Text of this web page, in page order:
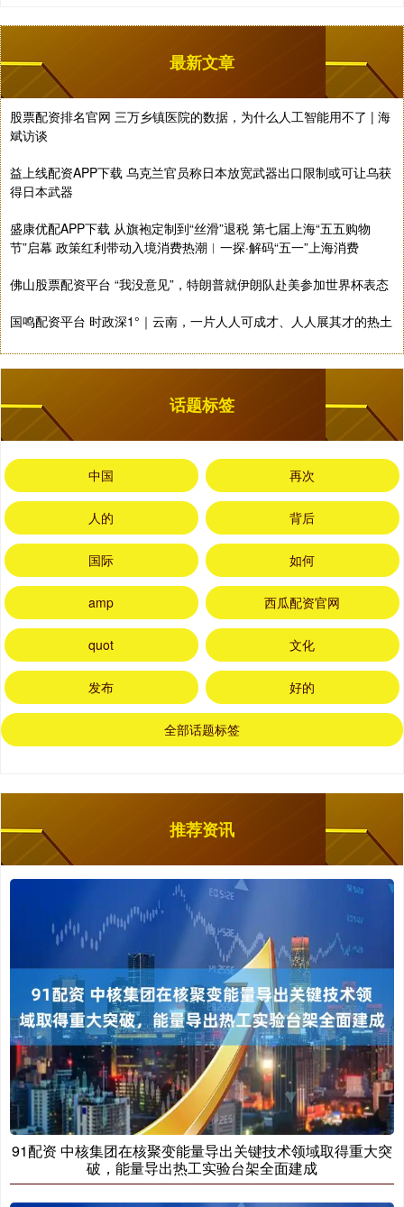
最新文章
股票配资排名官网 三万乡镇医院的数据，为什么人工智能用不了 | 海
斌访谈
益上线配资APP下载 乌克兰官员称日本放宽武器出口限制或可让乌获
得日本武器
盛康优配APP下载 从旗袍定制到“丝滑”退税 第七届上海“五五购物
节”启幕 政策红利带动入境消费热潮︱一探·解码“五一”上海消费
佛山股票配资平台 “我没意见”，特朗普就伊朗队赴美参加世界杯表态
国鸣配资平台 时政深1°｜云南，一片人人可成才、人人展其才的热土
话题标签
中国 再次
人的 背后
国际 如何
amp 西瓜配资官网
quot 文化
发布 好的
全部话题标签
推荐资讯
91配资 中核集团在核聚变能量导出关键技术领域取得重大突
破，能量导出热工实验台架全面建成